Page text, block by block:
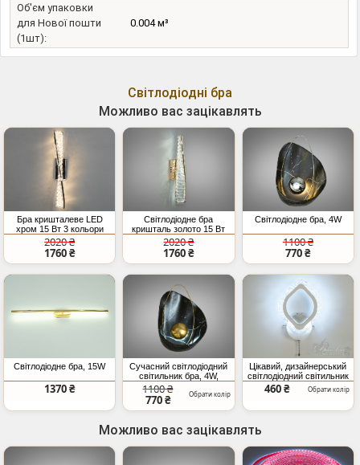
Об'єм упаковки
для Нової пошти
(1шт):
0.004 м³
Світлодіодні бра
Можливо вас зацікавлять
Бра кришталеве LED
хром 15 Вт 3 кольори
світла
2020 ₴
1760 ₴
Світлодіодне бра
кришталь золото 15 Вт
три кольори
2020 ₴
1760 ₴
Світлодіодне бра, 4W
1100 ₴
770 ₴
Світлодіодне бра, 15W
1370 ₴
Сучасний світлодіодний
світильник бра, 4W,
чорний+золото
1100 ₴
770 ₴ Обрати колір
Цікавий, дизайнерський
світлодіодний світильник
потужністю 12W, білого
кольору
460 ₴ Обрати колір
Можливо вас зацікавлять